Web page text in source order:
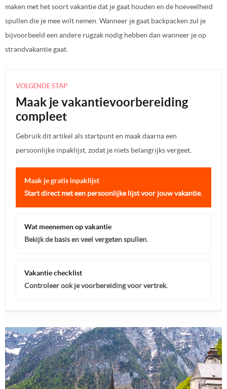
maken met het soort vakantie dat je gaat houden en de hoeveelheid
spullen die je mee wilt nemen. Wanneer je gaat backpacken zul je
bijvoorbeeld een andere rugzak nodig hebben dan wanneer je op
strandvakantie gaat.
VOLGENDE STAP
Maak je vakantievoorbereiding
compleet
Gebruik dit artikel als startpunt en maak daarna een
persoonlijke inpaklijst, zodat je niets belangrijks vergeet.
Maak je gratis inpaklijst
Start direct met een persoonlijke lijst voor jouw vakantie.
Wat meenemen op vakantie
Bekijk de basis en veel vergeten spullen.
Vakantie checklist
Controleer ook je voorbereiding voor vertrek.